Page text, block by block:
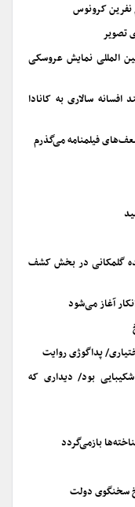
نفرین کرونوس
تصویر
المللی نمایش عروسکی
افسانه سالاری به کانادا
فیلمنامه می‌گذرم
گلمکانی در بخش کشف
آغاز می‌شود
پداگوژی روایت
شکیبایی بود/ دیداری که
بازمی‌گردد
سخنگوی دولت